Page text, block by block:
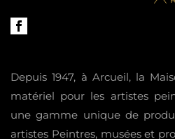
Depuis 1947, à Arcueil, la
matériel pour les artistes
une gamme unique de
artistes Peintres, musées et